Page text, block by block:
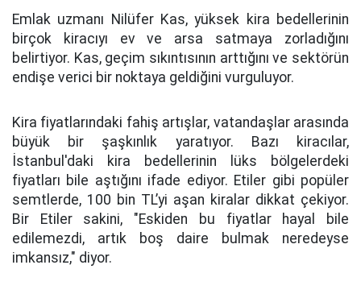
Emlak uzmanı Nilüfer Kas, yüksek kira bedellerinin
birçok kiracıyı ev ve arsa satmaya zorladığını
belirtiyor. Kas, geçim sıkıntısının arttığını ve sektörün
endişe verici bir noktaya geldiğini vurguluyor.
Kira fiyatlarındaki fahiş artışlar, vatandaşlar arasında
büyük bir şaşkınlık yaratıyor. Bazı kiracılar,
İstanbul'daki kira bedellerinin lüks bölgelerdeki
fiyatları bile aştığını ifade ediyor. Etiler gibi popüler
semtlerde, 100 bin TL’yi aşan kiralar dikkat çekiyor.
Bir Etiler sakini, "Eskiden bu fiyatlar hayal bile
edilemezdi, artık boş daire bulmak neredeyse
imkansız," diyor.